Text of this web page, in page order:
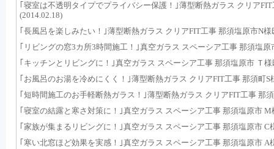
｢寝室は不透明タイプでプライバシー保護！｣薄型断熱ガラス クリア
(2014.02.18)
｢長風呂を楽しみたい！｣薄型断熱ガラス クリアFIT工事 那須塩原市N様
｢リビングの窓3カ所3時間施工！｣真空ガラス スペーシア工事 那須塩原
｢キッチンとリビングに！｣真空ガラス スペーシア工事 那須塩原市 Ｔ様
｢お風呂のお湯を冷めにくく！｣薄型断熱ガラス クリアFIT工事 那須町S
｢短時間施工のお手軽断熱ガラス！｣薄型断熱ガラス クリアFIT工事 那
｢寝室の結露と寒さ対策に！｣真空ガラス スペーシア工事 那須塩原市 M
｢家族が集まるリビングに！｣真空ガラス スペーシア工事 那須塩原市 C
｢寒い北窓ほど効果を実感！｣真空ガラス スペーシア工事 那須塩原市 A